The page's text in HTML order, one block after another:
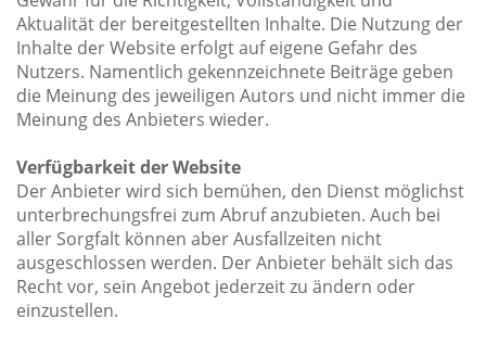
Aktualität der bereitgestellten Inhalte. Die Nutzung der
Inhalte der Website erfolgt auf eigene Gefahr des
Nutzers. Namentlich gekennzeichnete Beiträge geben
die Meinung des jeweiligen Autors und nicht immer die
Meinung des Anbieters wieder.
Verfügbarkeit der Website
Der Anbieter wird sich bemühen, den Dienst möglichst
unterbrechungsfrei zum Abruf anzubieten. Auch bei
aller Sorgfalt können aber Ausfallzeiten nicht
ausgeschlossen werden. Der Anbieter behält sich das
Recht vor, sein Angebot jederzeit zu ändern oder
einzustellen.